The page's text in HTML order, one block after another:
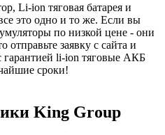
Li-ion тяговая батарея и
это одно и то же. Если вы
по низкой цене - они
отправьте заявку с сайта и
гарантией li-ion тяговые АКБ
сроки!
King Group